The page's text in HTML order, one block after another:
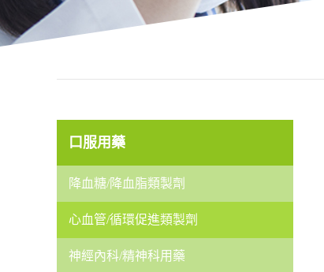
口服用藥
降血糖/降血脂類製劑
心血管/循環促進類製劑
神經內科/精神科用藥